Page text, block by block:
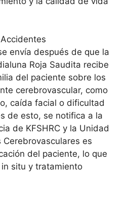
envía después de que la
Roja Saudita recibe
del paciente sobre los
cerebrovascular, como
caída facial o dificultad
de esto, se notifica a la
de KFSHRC y la Unidad
es
del paciente, lo que
situ y tratamiento